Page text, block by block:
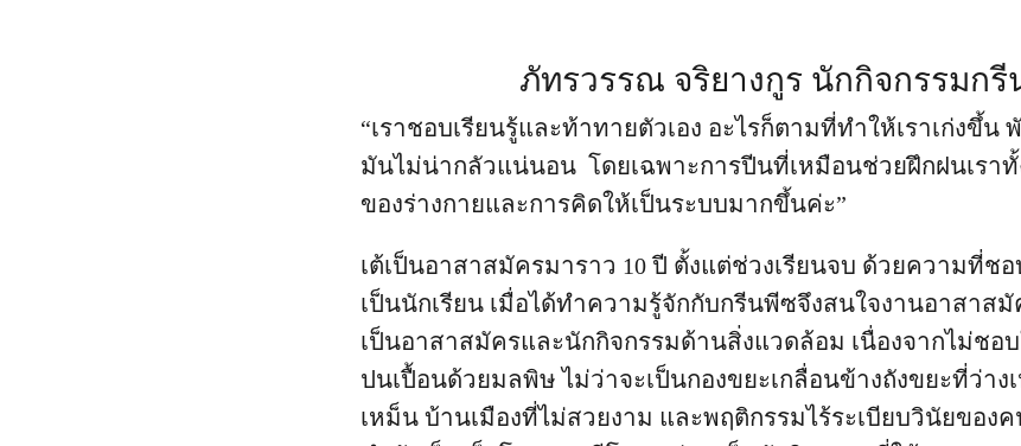
ภัทรวรรณ จริยางกูร นักกิจกรรมก
“เราชอบเรียนรู้และท้าทายตัวเอง อะไรก็ตามที่ทำให้เราเก่งขึ้
มันไม่น่ากลัวแน่นอน โดยเฉพาะการปีนที่เหมือนช่วยฝึกฝนเรา
ของร่างกายและการคิดให้เป็นระบบมากขึ้นค่ะ”
เต้เป็นอาสาสมัครมาราว 10 ปี ตั้งแต่ช่วงเรียนจบ ด้วยความที่ช
เป็นนักเรียน เมื่อได้ทำความรู้จักกับกรีนพีซจึงสนใจงานอาสาสมั
เป็นอาสาสมัครและนักกิจกรรมด้านสิ่งแวดล้อม เนื่องจากไม่ช
ปนเปื้อนด้วยมลพิษ ไม่ว่าจะเป็นกองขยะเกลื่อนข้างถังขยะที่ว่าง
เหม็น บ้านเมืองที่ไม่สวยงาม และพฤติกรรมไร้ระเบียบวินัยของค